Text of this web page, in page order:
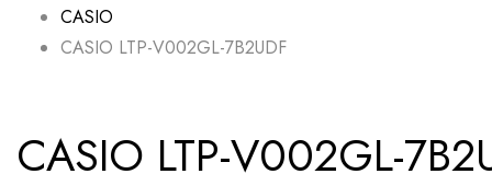
CASIO
CASIO LTP-V002GL-7B2UDF
CASIO LTP-V002GL-